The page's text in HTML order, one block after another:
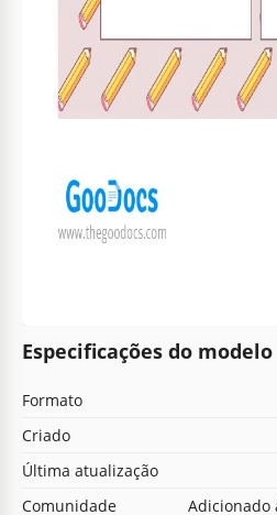
Especificações do modelo
Formato
Criado
Última atualização
Comunidade
Adicionado